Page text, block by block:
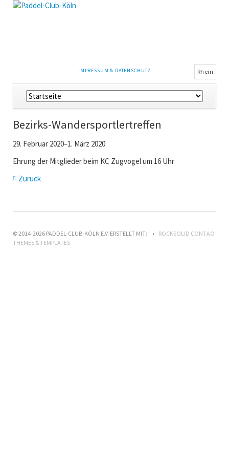
NAVIGATION
IMPRESSUM & DATENSCHUTZ Rhein
Navigation
überspringen
Bezirks-Wandersportlertreffen
29. Februar 2020–1. März 2020
Ehrung der Mitglieder beim KC Zugvogel um 16 Uhr
Zurück
© 2014-2026 PADDEL-CLUB-KÖLN E.V. ERSTELLT MIT:
ROCKSOLID CONTAO
THEMES & TEMPLATES